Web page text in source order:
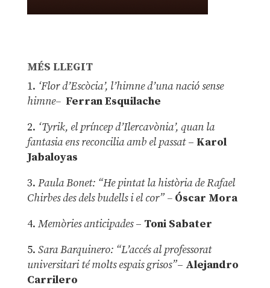
MÉS LLEGIT
1. ‘Flor d’Escòcia’, l’himne d’una nació sense
himne– Ferran Esquilache
2. ‘Tyrik, el príncep d’Ilercavònia’, quan la
fantasia ens reconcilia amb el passat– Karol
Jabaloyas
3. Paula Bonet: “He pintat la història de Rafael
Chirbes des dels budells i el cor” –Óscar Mora
4. Memòries anticipades– Toni Sabater
5. Sara Barquinero: “L’accés al professorat
universitari té molts espais grisos”– Alejandro
Carrilero